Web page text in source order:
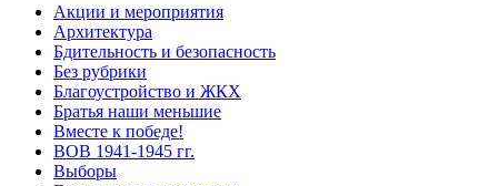
Акции и мероприятия
Архитектура
Бдительность и безопасность
Без рубрики
Благоустройство и ЖКХ
Братья наши меньшие
Вместе к победе!
ВОВ 1941-1945 гг.
Выборы